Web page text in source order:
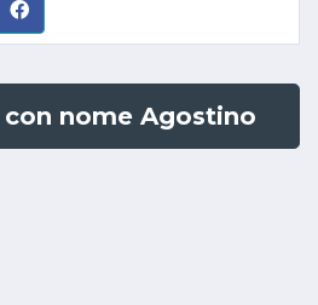
nome Agostino